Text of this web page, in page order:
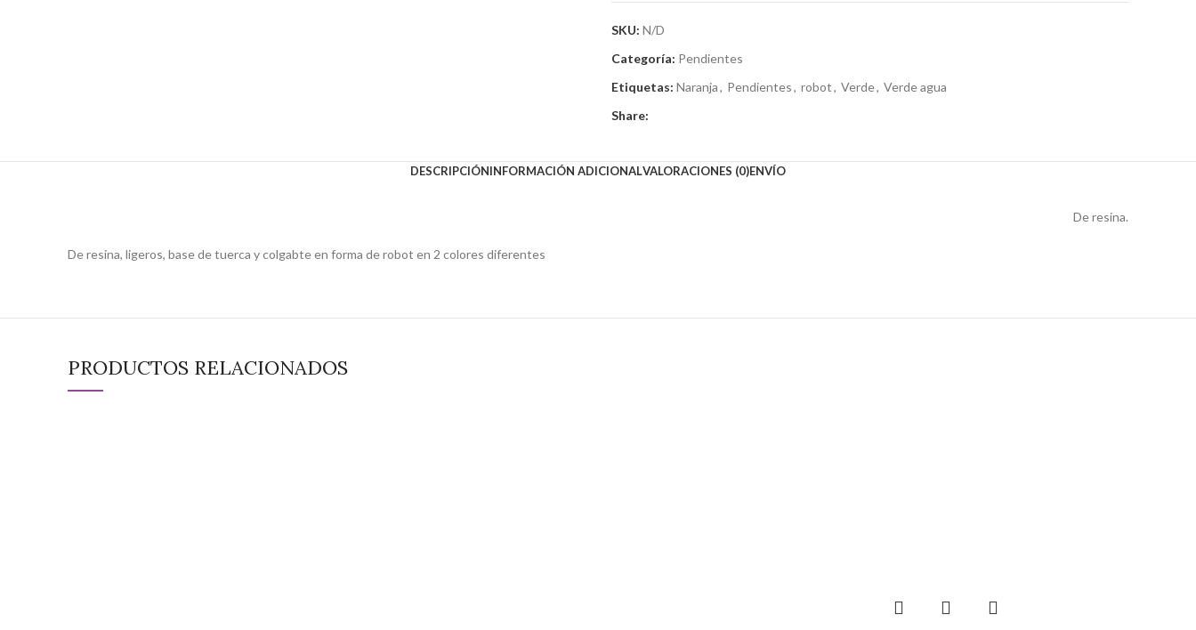
SKU: N/D
Categoría: Pendientes
Etiquetas: Naranja, Pendientes, robot, Verde, Verde agua
Share:
DESCRIPCIÓNINFORMACIÓN ADICIONALVALORACIONES (0)ENVÍO
De resina.
De resina, ligeros, base de tuerca y colgabte en forma de robot en 2 colores diferentes
PRODUCTOS RELACIONADOS